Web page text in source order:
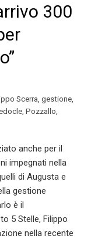
300
Scerra gestione
Pozzallo
anche per il
impegnati nella
di Augusta e
gestione
è il
5 Stelle, Filippo
nella recente